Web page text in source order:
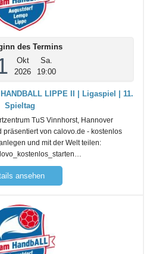
des Termins
Okt
2026
Sa.
19:00
LIPPE II | Ligaspiel | 11.
Spieltag
TuS Vinnhorst, Hannover
präsentiert von calovo.de - kostenlos
und mit der Welt teilen:
ansehen